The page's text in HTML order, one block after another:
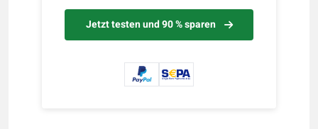
Jetzt testen und 90 % sparen